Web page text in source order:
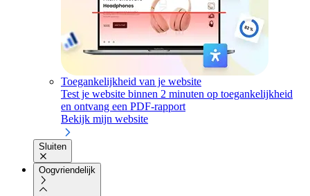
Toegankelijkheid van je website
Test je website binnen 2 minuten op toegankelijkheid
en ontvang een PDF-rapport
Bekijk mijn website
Sluiten
Oogvriendelijk